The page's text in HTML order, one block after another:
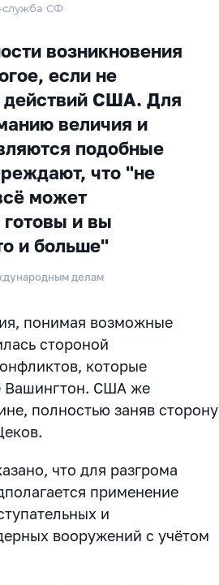
служба СФ
возникновения
если не
действий США. Для
величия и
подобные
что "не
может
и вы
и больше"
делам
понимая возможные
стороной
которые
Вашингтон. США же
полностью заняв сторону
что для разгрома
применение
и
вооружений с учётом